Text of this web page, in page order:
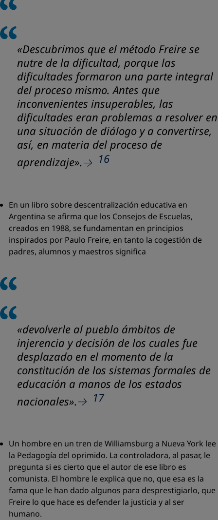
«Descubrimos que el método Freire se
nutre de la dificultad, porque las
dificultades formaron una parte integral
del proceso mismo. Antes que
inconvenientes insuperables, las
dificultades eran problemas a resolver en
una situación de diálogo y a convertirse,
así, en materia del proceso de
aprendizaje». 16
En un libro sobre descentralización educativa en
Argentina se afirma que los Consejos de Escuelas,
creados en 1988, se fundamentan en principios
inspirados por Paulo Freire, en tanto la cogestión de
padres, alumnos y maestros significa
«devolverle al pueblo ámbitos de
injerencia y decisión de los cuales fue
desplazado en el momento de la
constitución de los sistemas formales de
educación a manos de los estados
nacionales». 17
Un hombre en un tren de Williamsburg a Nueva York lee
la Pedagogía del oprimido. La controladora, al pasar, le
pregunta si es cierto que el autor de ese libro es
comunista. El hombre le explica que no, que esa es la
fama que le han dado algunos para desprestigiarlo, que
Freire lo que hace es defender la justicia y al ser
humano.